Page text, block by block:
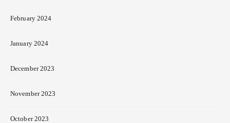
February 2024
January 2024
December 2023
November 2023
October 2023